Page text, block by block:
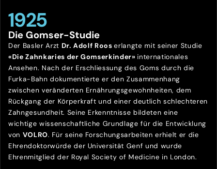
1925
Die Gomser-Studie
Der Basler Arzt Dr. Adolf Rooserlangte mit seiner Studie
«Die Zahnkaries der Gomserkinder» internationales
Ansehen. Nach der Erschliessung des Goms durch die
Furka-Bahn dokumentierte er den Zusammenhang
zwischen veränderten Ernährungsgewohnheiten, dem
Rückgang der Körperkraft und einer deutlich schlechteren
Zahngesundheit. Seine Erkenntnisse bildeten eine
wichtige wissenschaftliche Grundlage für die Entwicklung
von VOLRO. Für seine Forschungsarbeiten erhielt er die
Ehrendoktorwürde der Universität Genf und wurde
Ehrenmitglied der Royal Society of Medicine in London.